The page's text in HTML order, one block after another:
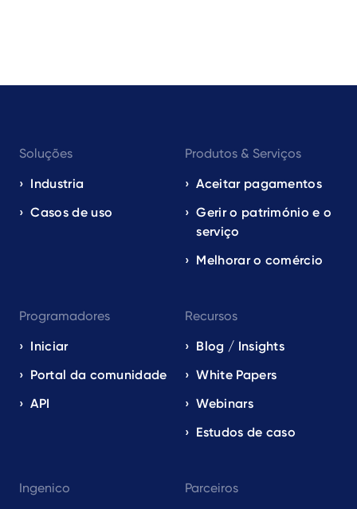
navigation
EN
Soluções
Industria
Casos de uso
Produtos & Serviços
Aceitar pagamentos
Gerir o património e o
serviço
Melhorar o comércio
Programadores
Iniciar
Portal da comunidade
API
Recursos
Blog / Insights
White Papers
Webinars
Estudos de caso
Ingenico
Parceiros